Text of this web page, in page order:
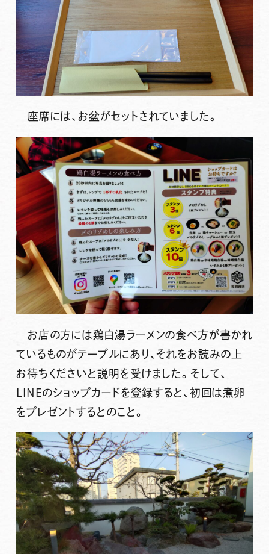
座席には、お盆がセットされていました。
お店の方には鶏白湯ラーメンの食べ方が書かれ
ているものがテーブルにあり、それをお読みの上
お待ちくださいと説明を受けました。そして、
LINEのショップカードを登録すると、初回は煮卵
をプレゼントするとのこと。